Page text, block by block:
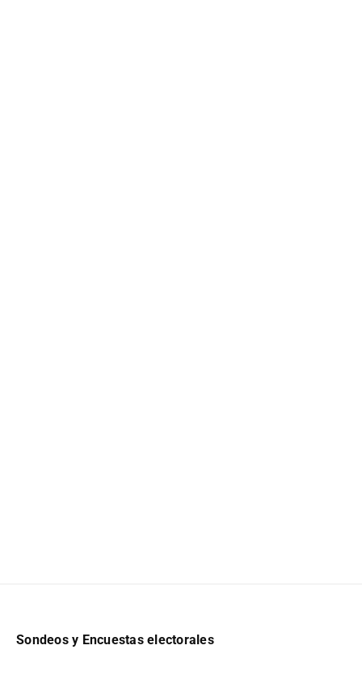
Sondeos y Encuestas electorales